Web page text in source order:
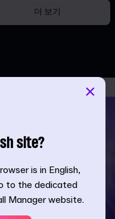
더 보기
site?
is in English,
to the dedicated
Manager website.
×